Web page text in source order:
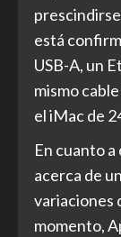
está
USB-A, un
mismo
el iMac de
En cuanto
acerca de
variaciones
momento,